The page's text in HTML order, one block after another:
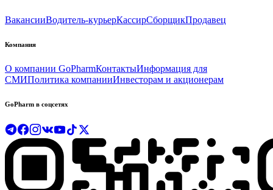
ВакансииВодитель-курьерКассирСборщикПродавец
Компания
О компании GoPharmКонтактыИнформация для
СМИПолитика компанииИнвесторам и акционерам
GoPharm в соцсетях